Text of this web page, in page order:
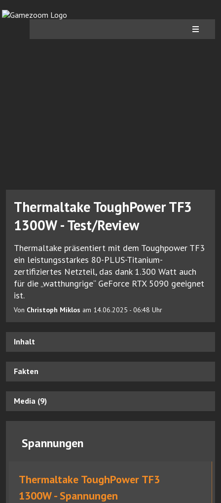
Thermaltake ToughPower TF3
1300W - Test/Review
Thermaltake präsentiert mit dem Toughpower TF3
ein leistungsstarkes 80-PLUS-Titanium-
zertifiziertes Netzteil, das dank 1.300 Watt auch
für die „watthungrige“ GeForce RTX 5090 geeignet
ist.
Von Christoph Miklos am 14.06.2025 - 06:48 Uhr
Inhalt
Fakten
Media (9)
Spannungen
Thermaltake ToughPower TF3
1300W - Spannungen